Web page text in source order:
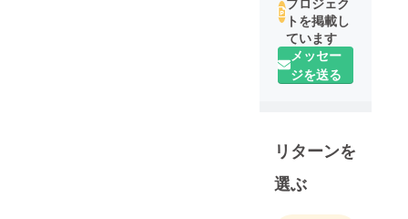
トを掲載し
ています
メッセー
ジを送る
リターンを
選ぶ